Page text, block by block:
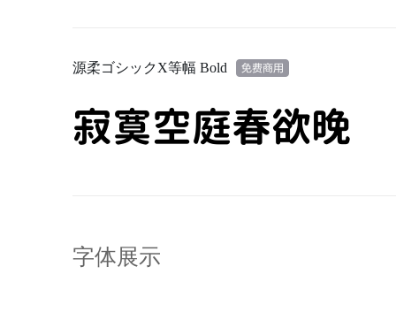
源柔ゴシックX等幅 Bold
寂寞空庭春欲晚
字体展示